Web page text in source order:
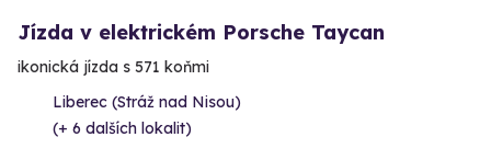
Jízda v elektrickém Porsche Taycan
ikonická jízda s 571 koňmi
Liberec (Stráž nad Nisou)
(+ 6 dalších lokalit)